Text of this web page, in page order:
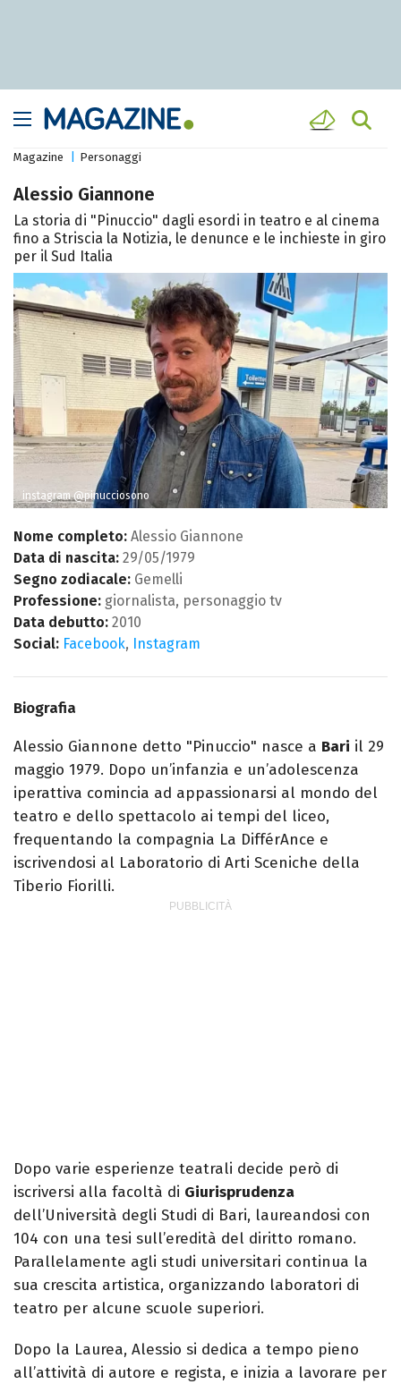
Magazine Personaggi
Alessio Giannone
La storia di "Pinuccio" dagli esordi in teatro e al cinema
fino a Striscia la Notizia, le denunce e le inchieste in giro
per il Sud Italia
instagram @pinucciosono
Nome completo: Alessio Giannone
Data di nascita: 29/05/1979
Segno zodiacale: Gemelli
Professione: giornalista, personaggio tv
Data debutto: 2010
Social: Facebook, Instagram
Biografia
Alessio Giannone detto "Pinuccio" nasce a Bari il 29
maggio 1979. Dopo un’infanzia e un’adolescenza
iperattiva comincia ad appassionarsi al mondo del
teatro e dello spettacolo ai tempi del liceo,
frequentando la compagnia La DifférAnce e
iscrivendosi al Laboratorio di Arti Sceniche della
Tiberio Fiorilli.
Dopo varie esperienze teatrali decide però di
iscriversi alla facoltà di Giurisprudenza
dell’Università degli Studi di Bari, laureandosi con
104 con una tesi sull’eredità del diritto romano.
Parallelamente agli studi universitari continua la
sua crescita artistica, organizzando laboratori di
teatro per alcune scuole superiori.
Dopo la Laurea, Alessio si dedica a tempo pieno
all’attività di autore e regista, e inizia a lavorare per